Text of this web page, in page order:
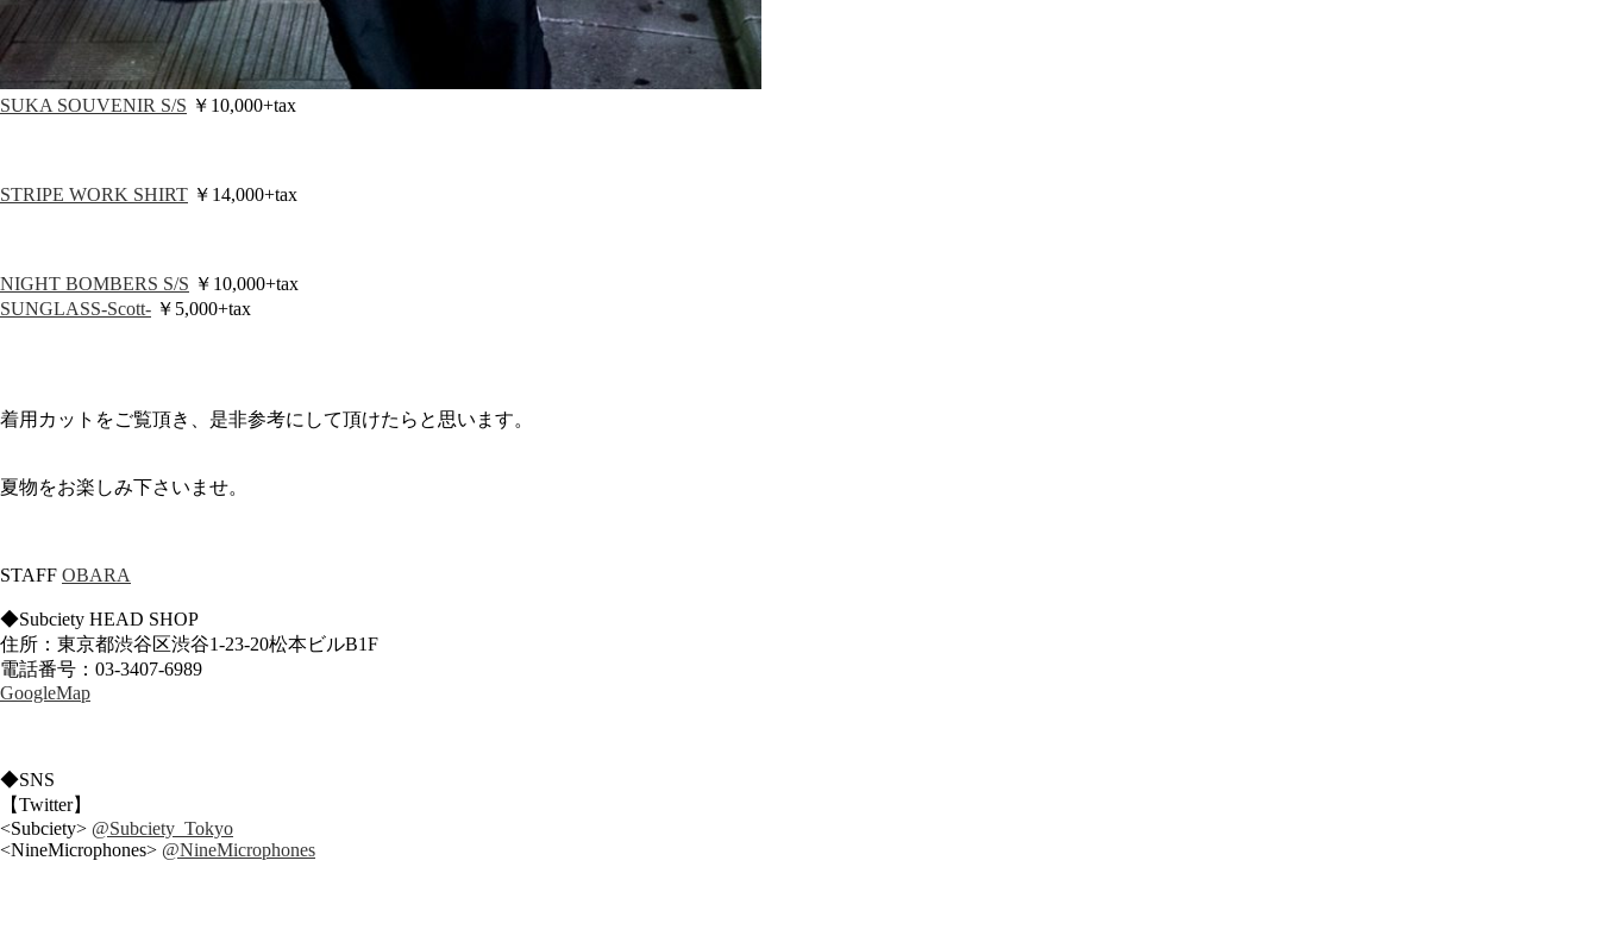
SUKA SOUVENIR S/S ￥10,000+tax
STRIPE WORK SHIRT ￥14,000+tax
NIGHT BOMBERS S/S ￥10,000+tax
SUNGLASS-Scott- ￥5,000+tax
着用カットをご覧頂き、是非参考にして頂けたらと思います。
夏物をお楽しみ下さいませ。
STAFF OBARA
◆Subciety HEAD SHOP
住所：東京都渋谷区渋谷1-23-20松本ビルB1F
電話番号：03-3407-6989
GoogleMap
◆SNS
【Twitter】
<Subciety> @Subciety_Tokyo
<NineMicrophones> @NineMicrophones